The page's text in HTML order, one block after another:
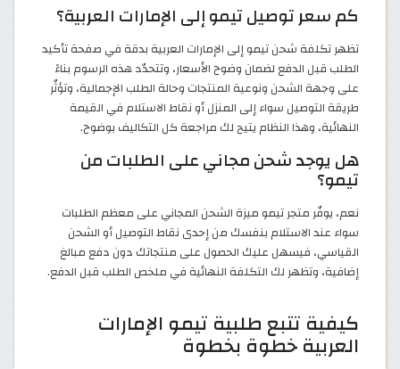
كم سعر توصيل تيمو إلى الإمارات العربية؟
تظهر تكلفة شحن تيمو إلى الإمارات العربية بدقة في صفحة تأكيد
الطلب قبل الدفع لضمان وضوح الأسعار، وتتحدّد هذه الرسوم بناءً
على وجهة الشحن ونوعية المنتجات وحالة الطلب الإجمالية، وتؤثّر
طريقة التوصيل سواء إلى المنزل أو نقاط الاستلام في القيمة
النهائية، وهذا النظام يتيح لك مراجعة كل التكاليف بوضوح.
هل يوجد شحن مجاني على الطلبات من
تيمو؟
نعم، يوفّر متجر تيمو ميزة الشحن المجاني على معظم الطلبات
سواء عند الاستلام بنفسك من إحدى نقاط التوصيل أو الشحن
القياسي، فيسهل عليك الحصول على منتجاتك دون دفع مبالغ
إضافية، وتظهر لك التكلفة النهائية في ملخص الطلب قبل الدفع.
كيفية تتبع طلبية تيمو الإمارات
العربية خطوة بخطوة